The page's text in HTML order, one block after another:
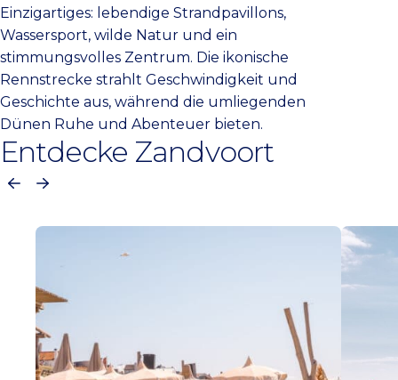
Einzigartiges: lebendige Strandpavillons,
Wassersport, wilde Natur und ein
stimmungsvolles Zentrum. Die ikonische
Rennstrecke strahlt Geschwindigkeit und
Geschichte aus, während die umliegenden
Dünen Ruhe und Abenteuer bieten.
Entdecke Zandvoort
Vorherige
Nächste